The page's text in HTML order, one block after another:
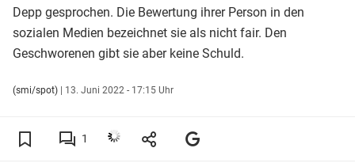
Depp gesprochen. Die Bewertung ihrer Person in den
sozialen Medien bezeichnet sie als nicht fair. Den
Geschworenen gibt sie aber keine Schuld.
(smi/spot) | 13. Juni 2022 - 17:15 Uhr
1